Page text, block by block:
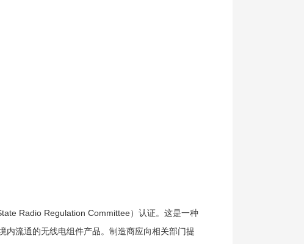
Radio Regulation Committee）认证。这是一种
内流通的无线电组件产品。制造商应向相关部门提